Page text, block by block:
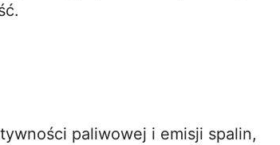
paliwowej i emisji spalin,